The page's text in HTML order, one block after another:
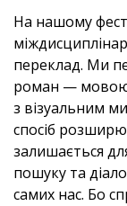
На нашому
переклад. Ми
роман — мовою
з візуальним
спосіб
залишається
пошуку та
самих нас. Бо